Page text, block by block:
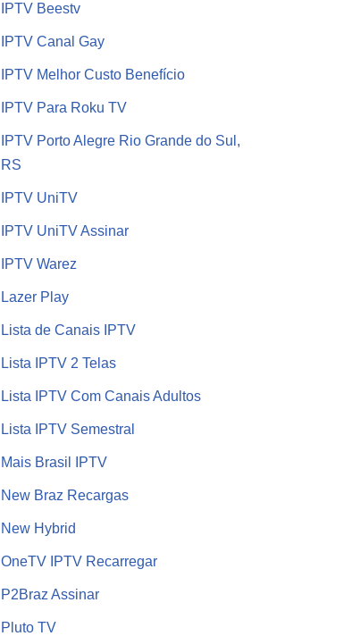
IPTV Beestv
IPTV Canal Gay
IPTV Melhor Custo Benefício
IPTV Para Roku TV
IPTV Porto Alegre Rio Grande do Sul,
RS
IPTV UniTV
IPTV UniTV Assinar
IPTV Warez
Lazer Play
Lista de Canais IPTV
Lista IPTV 2 Telas
Lista IPTV Com Canais Adultos
Lista IPTV Semestral
Mais Brasil IPTV
New Braz Recargas
New Hybrid
OneTV IPTV Recarregar
P2Braz Assinar
Pluto TV